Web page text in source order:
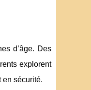
d’âge. Des
explorent
en sécurité.